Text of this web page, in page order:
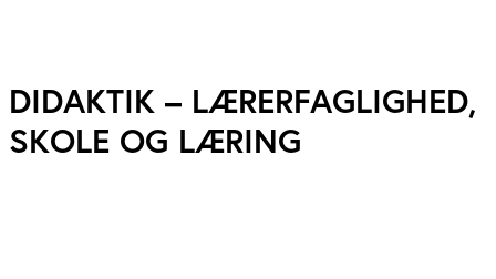
DIDAKTIK – LÆRERFAGLIGHED,
SKOLE OG LÆRING